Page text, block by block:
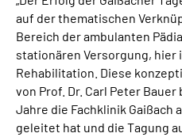
auf der thematischen
Bereich der ambulanten
stationären Versorgung,
Rehabilitation. Diese
von Prof. Dr. Carl Peter
Jahre die Fachklinik Gaißach
geleitet hat und die Tagung